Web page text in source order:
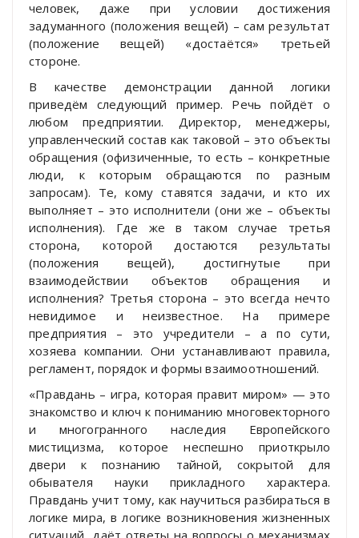
человек, даже при условии достижения
задуманного (положения вещей) – сам результат
(положение вещей) «достаётся» третьей
стороне.
В качестве демонстрации данной логики
приведём следующий пример. Речь пойдёт о
любом предприятии. Директор, менеджеры,
управленческий состав как таковой – это объекты
обращения (офизиченные, то есть – конкретные
люди, к которым обращаются по разным
запросам). Те, кому ставятся задачи, и кто их
выполняет – это исполнители (они же – объекты
исполнения). Где же в таком случае третья
сторона, которой достаются результаты
(положения вещей), достигнутые при
взаимодействии объектов обращения и
исполнения? Третья сторона – это всегда нечто
невидимое и неизвестное. На примере
предприятия – это учредители – а по сути,
хозяева компании. Они устанавливают правила,
регламент, порядок и формы взаимоотношений.
«Правдань – игра, которая правит миром» — это
знакомство и ключ к пониманию многовекторного
и многогранного наследия Европейского
мистицизма, которое неспешно приоткрыло
двери к познанию тайной, сокрытой для
обывателя науки прикладного характера.
Правдань учит тому, как научиться разбираться в
логике мира, в логике возникновения жизненных
ситуаций, даёт ответы на вопросы о механизмах